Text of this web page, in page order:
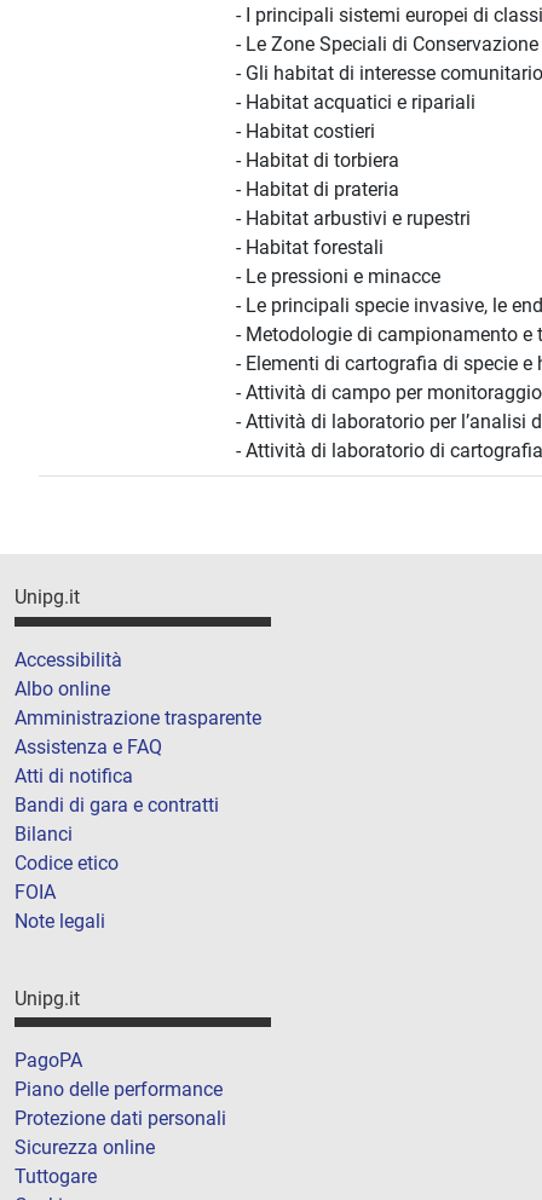
- I principali sistemi europei di
- Le Zone Speciali di
- Gli habitat di interesse
- Habitat acquatici e ripariali
- Habitat costieri
- Habitat di torbiera
- Habitat di prateria
- Habitat arbustivi e rupestri
- Habitat forestali
- Le pressioni e minacce
- Le principali specie invasive, le
- Metodologie di campionamento
- Elementi di cartografia di specie e
- Attività di campo per
- Attività di laboratorio per l’analisi
- Attività di laboratorio di cartografia
Unipg.it
Accessibilità
Albo online
Amministrazione trasparente
Assistenza e FAQ
Atti di notifica
Bandi di gara e contratti
Bilanci
Codice etico
FOIA
Note legali
Unipg.it
PagoPA
Piano delle performance
Protezione dati personali
Sicurezza online
Tuttogare